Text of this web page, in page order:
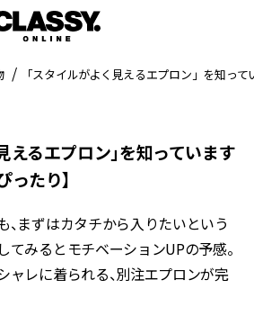
「スタイルがよく見えるエプロン」を知っ
えるエプロン」を知っています
ったり】
、まずはカタチから入りたいという
てみるとモチベーションUPの予感。
ャレに着られる、別注エプロンが完